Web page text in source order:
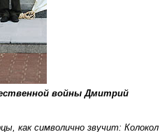
войны Дмитрий
как символично звучит: Колокол